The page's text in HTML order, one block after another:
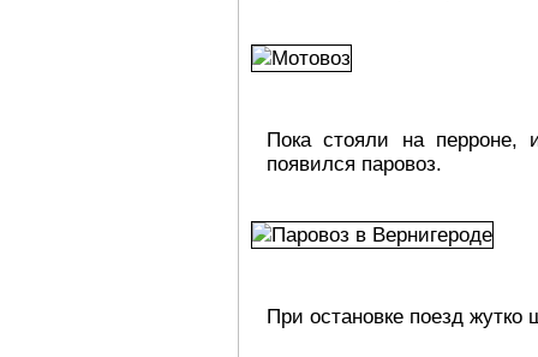
Пока стояли на перроне,
появился паровоз.
При остановке поезд жутко